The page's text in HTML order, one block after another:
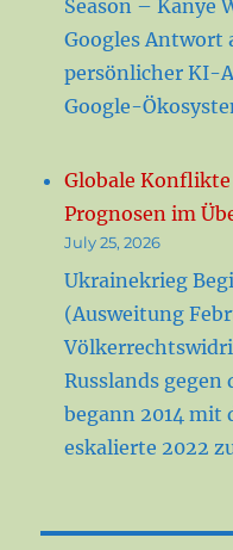
Season – Kanye
Googles Antwort
persönlicher KI-
Google-
Globale
Prognosen im
July 25, 2026
Ukrainekrieg
(Ausweitung
Russlands
begann 2014 mit
eskalierte 2022